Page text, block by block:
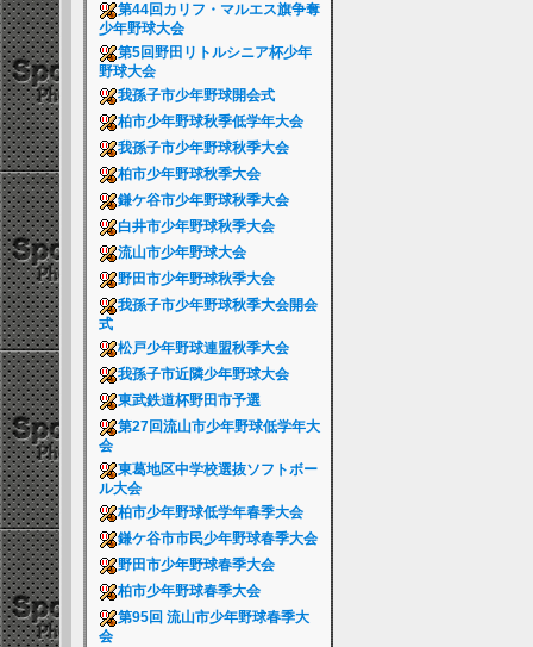
第44回カリフ・マルエス旗争奪
少年野球大会
第5回野田リトルシニア杯少年
野球大会
我孫子市少年野球開会式
柏市少年野球秋季低学年大会
我孫子市少年野球秋季大会
柏市少年野球秋季大会
鎌ケ谷市少年野球秋季大会
白井市少年野球秋季大会
流山市少年野球大会
野田市少年野球秋季大会
我孫子市少年野球秋季大会開会
式
松戸少年野球連盟秋季大会
我孫子市近隣少年野球大会
東武鉄道杯野田市予選
第27回流山市少年野球低学年大
会
東葛地区中学校選抜ソフトボー
ル大会
柏市少年野球低学年春季大会
鎌ケ谷市市民少年野球春季大会
野田市少年野球春季大会
柏市少年野球春季大会
第95回 流山市少年野球春季大
会